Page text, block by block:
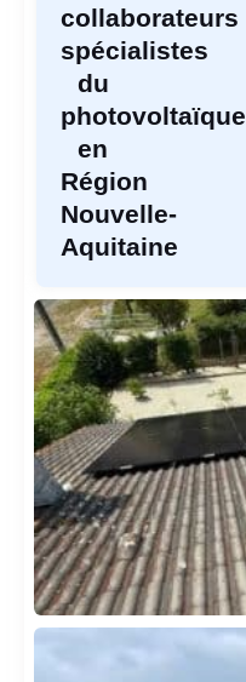
collaborateurs
spécialistes
du
photovoltaïque
en
Région
Nouvelle-
Aquitaine